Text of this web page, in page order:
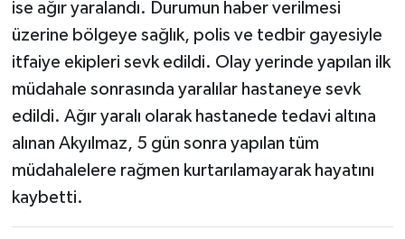
ise ağır yaralandı. Durumun haber verilmesi
üzerine bölgeye sağlık, polis ve tedbir gayesiyle
itfaiye ekipleri sevk edildi. Olay yerinde yapılan ilk
müdahale sonrasında yaralılar hastaneye sevk
edildi. Ağır yaralı olarak hastanede tedavi altına
alınan Akyılmaz, 5 gün sonra yapılan tüm
müdahalelere rağmen kurtarılamayarak hayatını
kaybetti.